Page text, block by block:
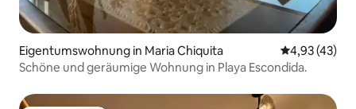
Eigentumswohnung in Maria Chiquita
4,93 (43)
Schöne und geräumige Wohnung in Playa Escondida.